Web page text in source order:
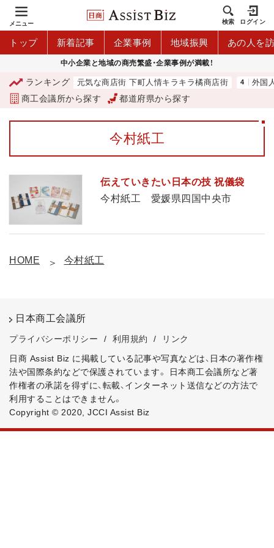
メニュー 検索 ログイン
トップ 新着記事 企業事例 地域振興 あの人を
中小企業と地域の商売繁盛・企業事例が満載！
ランキング
出へ 人を呼び込む 元気な商店街 下町人情キラキラ橘商店街 外国
商工会議所から探す 都道府県から探す
今村紙工
伝えていきたい日本の技 祝儀袋
今村紙工 愛媛県四国中央市
HOME 今村紙工
日本商工会議所
プライバシーポリシー / 利用規約 /
リンク
日商 Assist Biz に掲載している記事や写真などは、日本の著作権
法や国際条約などで保護されています。
日本商工会議所など著
作権者の承諾を得ずに、転載、インターネット送信などの方法で
利用することはできません。
Copyright © 2020, JCCI Assist Biz